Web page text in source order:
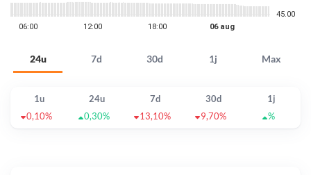
24u 7d 30d 1j Max
1u 24u 7d 30d
1j
0,10%
0,30% 13,10% 9,70% %